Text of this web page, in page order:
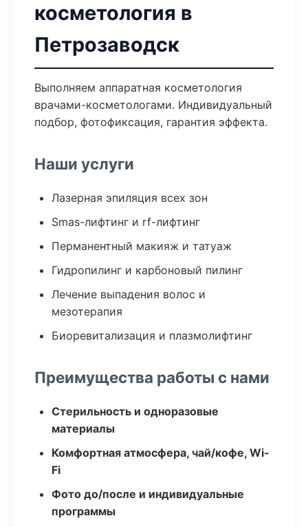
косметология в
Петрозаводск
Выполняем аппаратная косметология
врачами-косметологами. Индивидуальный
подбор, фотофиксация, гарантия эффекта.
Наши услуги
Лазерная эпиляция всех зон
Smas-лифтинг и rf-лифтинг
Перманентный макияж и татуаж
Гидропилинг и карбоновый пилинг
Лечение выпадения волос и
мезотерапия
Биоревитализация и плазмолифтинг
Преимущества работы с нами
Стерильность и одноразовые
материалы
Комфортная атмосфера, чай/кофе, Wi-
Fi
Фото до/после и индивидуальные
программы